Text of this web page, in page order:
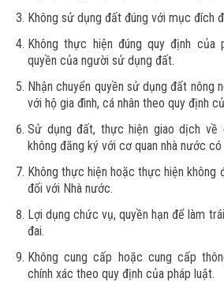
Không sử dụng đất đúng với mục đích
Không thực hiện đúng quy định của
quyền của người sử dụng đất.
Nhận chuyển quyền sử dụng đất nông
với hộ gia đình, cá nhân theo quy định
Sử dụng đất, thực hiện giao dịch về
không đăng ký với cơ quan nhà nước
Không thực hiện hoặc thực hiện không
đối với Nhà nước.
Lợi dụng chức vụ, quyền hạn để làm
đai.
Không cung cấp hoặc cung cấp
chính xác theo quy định của pháp luật.